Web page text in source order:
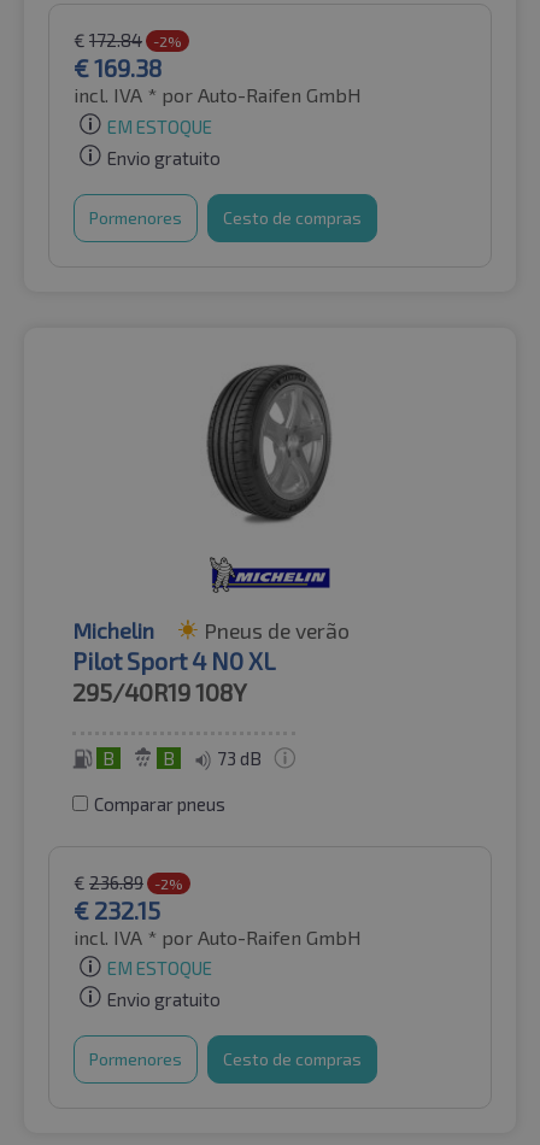
€ 172.84 -2%
€169.38
incl. IVA * por Auto-Raifen GmbH
EM ESTOQUE
Envio gratuito
Pormenores Cesto de compras
Michelin Pneus de verão
Pilot Sport 4 N0 XL
295/40R19108Y
B B 73 dB
Comparar pneus
€ 236.89 -2%
€ 232.15
incl. IVA * por Auto-Raifen GmbH
EM ESTOQUE
Envio gratuito
Pormenores Cesto de compras